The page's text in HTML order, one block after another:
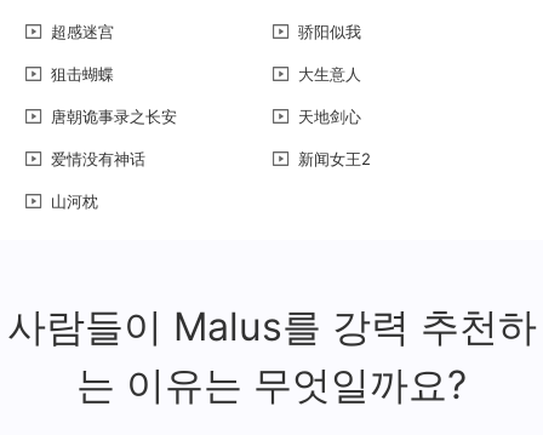
超感迷宫 骄阳似我
狙击蝴蝶 大生意人
唐朝诡事录之长安 天地剑心
爱情没有神话 新闻女王2
山河枕
사람들이 Malus를 강력 추천하
는 이유는 무엇일까요?